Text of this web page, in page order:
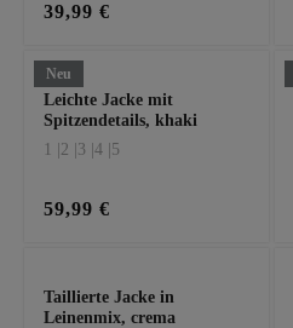
39,99 €
Neu
Leichte Jacke mit
Spitzendetails, khaki
1 | 2 | 3 | 4 | 5
59,99 €
Taillierte Jacke in
Leinenmix, crema